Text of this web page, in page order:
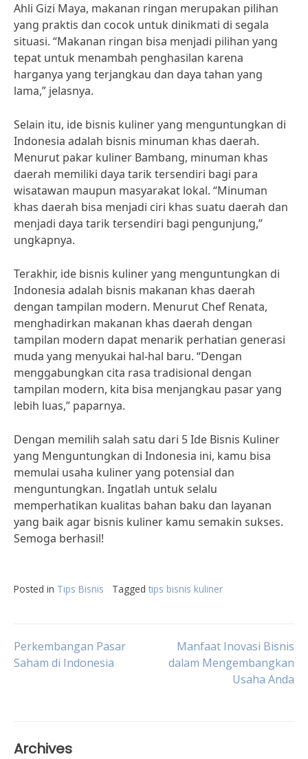
Ahli Gizi Maya, makanan ringan merupakan pilihan
yang praktis dan cocok untuk dinikmati di segala
situasi. “Makanan ringan bisa menjadi pilihan yang
tepat untuk menambah penghasilan karena
harganya yang terjangkau dan daya tahan yang
lama,” jelasnya.
Selain itu, ide bisnis kuliner yang menguntungkan di
Indonesia adalah bisnis minuman khas daerah.
Menurut pakar kuliner Bambang, minuman khas
daerah memiliki daya tarik tersendiri bagi para
wisatawan maupun masyarakat lokal. “Minuman
khas daerah bisa menjadi ciri khas suatu daerah dan
menjadi daya tarik tersendiri bagi pengunjung,”
ungkapnya.
Terakhir, ide bisnis kuliner yang menguntungkan di
Indonesia adalah bisnis makanan khas daerah
dengan tampilan modern. Menurut Chef Renata,
menghadirkan makanan khas daerah dengan
tampilan modern dapat menarik perhatian generasi
muda yang menyukai hal-hal baru. “Dengan
menggabungkan cita rasa tradisional dengan
tampilan modern, kita bisa menjangkau pasar yang
lebih luas,” paparnya.
Dengan memilih salah satu dari 5 Ide Bisnis Kuliner
yang Menguntungkan di Indonesia ini, kamu bisa
memulai usaha kuliner yang potensial dan
menguntungkan. Ingatlah untuk selalu
memperhatikan kualitas bahan baku dan layanan
yang baik agar bisnis kuliner kamu semakin sukses.
Semoga berhasil!
Posted in Tips Bisnis Tagged tips bisnis kuliner
Post
Perkembangan Pasar
Saham di Indonesia
Manfaat Inovasi Bisnis
dalam Mengembangkan
Usaha Anda
Archives